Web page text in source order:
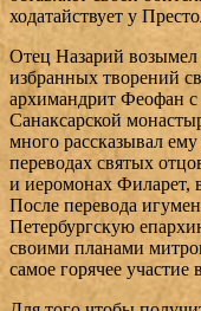
ходатайствует у
Отец Назарий
избранных творений
архимандрит Феофан
Санаксарской
много рассказывал
переводах святых
и иеромонах Филарет,
После перевода
Петербургскую
своими планами
самое горячее участие